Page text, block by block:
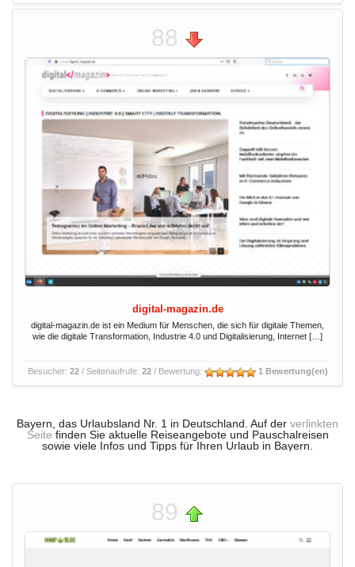
88
digital-magazin.de
digital-magazin.de ist ein Medium für Menschen, die sich für digitale Themen,
wie die digitale Transformation, Industrie 4.0 und Digitalisierung, Internet […]
Besucher: 22/ Seitenaufrufe: 22/ Bewertung: 1 Bewertung(en)
Bayern, das Urlaubsland Nr. 1 in Deutschland. Auf der verlinkten
Seite finden Sie aktuelle Reiseangebote und Pauschalreisen
sowie viele Infos und Tipps für Ihren Urlaub in Bayern.
89